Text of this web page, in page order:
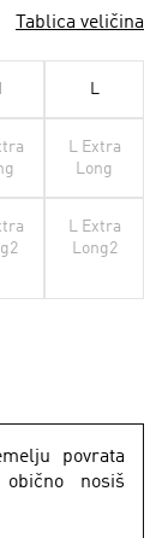
Tablica veličina
L
L Extra
Long
L Extra
Long2
povrata
nosiš